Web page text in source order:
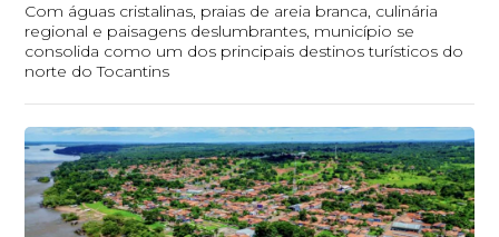
Com águas cristalinas, praias de areia branca, culinária
regional e paisagens deslumbrantes, município se
consolida como um dos principais destinos turísticos do
norte do Tocantins